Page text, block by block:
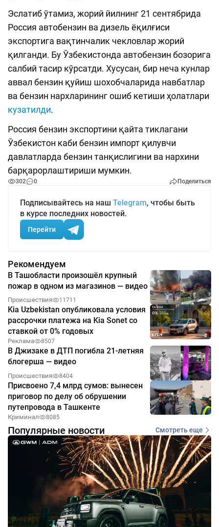
Эслатиб ўтамиз, жорий йилнинг 21 сентябрида
Россия автобензин ва дизель ёқилғиси
экспортига вақтинчалик чекловлар жорий
қилганди. Бу Ўзбекистонда автобензин бозорига
салбий тасир кўрсатди. Хусусан, бир неча кунлар
аввал бензин қуйиш шохобчаларида навбатлар
ва бензин нархларининг ошиб кетиши ҳолатлари
кузатилди.
Россия бензин экспортини қайта тиклагани
Ўзбекистон каби бензин импорт қилувчи
давлатларда бензин танқислигини ва нархини
барқарорлаштириши мумкин.
302 0 Поделиться
Подписывайтесь на наш Telegram, чтобы быть
в курсе последних новостей.
Перейти
Рекомендуем
В Ташобласти произошёл крупный
пожар в одном из магазинов — видео
Происшествия 11711
Kia Uzbekistan опубликовала условия
рассрочки платежа на Kia Sonet со
ставкой от 0% годовых
Реклама 8507
В Джизаке в ДТП погибла 21-летняя
блогерша — видео
Происшествия 8404
Присвоено 7,4 млрд сумов: вынесен
приговор по делу об обрушении
путепровода в Ташкенте
Криминал 8085
Популярные новости Смотреть еще